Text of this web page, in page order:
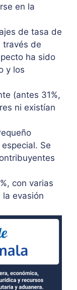
en la
de tasa de
través de
ha sido
y los
(antes 31%,
ni existían
Se
con varias
evasión